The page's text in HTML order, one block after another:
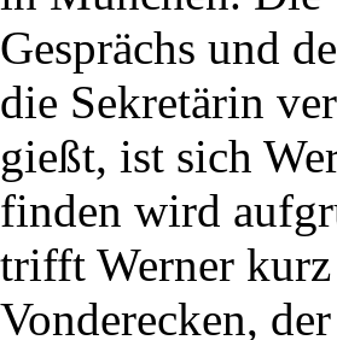
Gesprächs und
die Sekretärin
gießt, ist sich
finden wird
trifft Werner kurz
Vonderecken,